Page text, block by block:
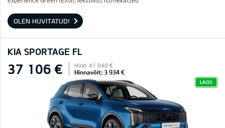
OLEN HUVITATUD!
KIA SPORTAGE FL
37 106 € Hind: 41 040 €
Hinnavõit: 3 934 €
LAOS